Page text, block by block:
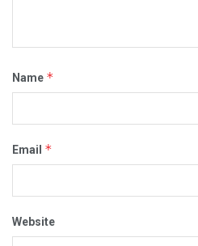
Name *
Email *
Website